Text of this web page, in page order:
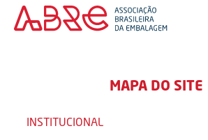
MAPA DO SITE
INSTITUCIONAL